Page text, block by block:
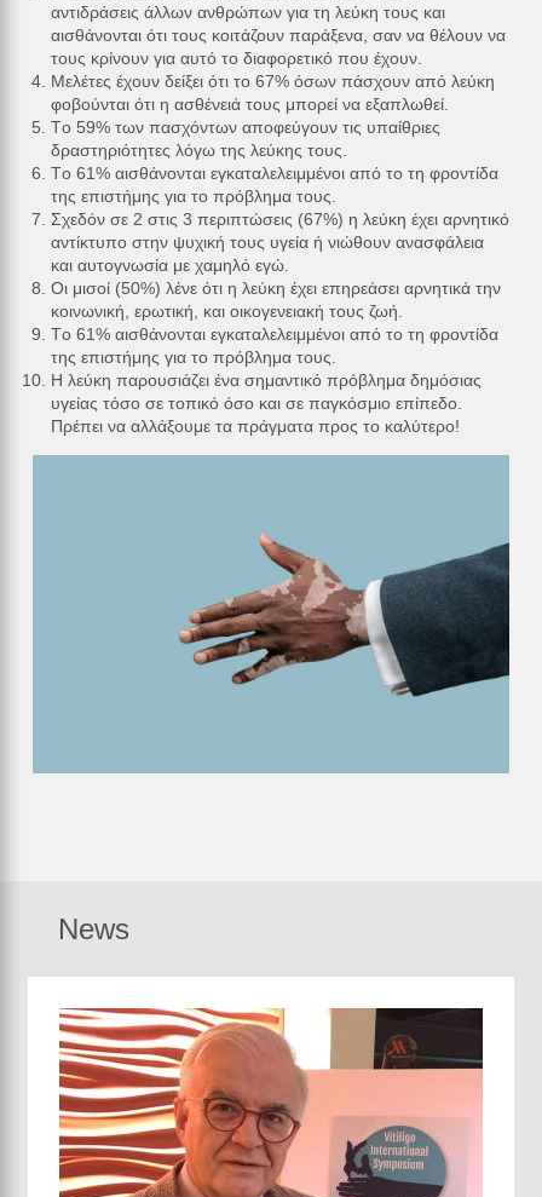
αντιδράσεις άλλων ανθρώπων για τη λεύκη τους και
αισθάνονται ότι τους κοιτάζουν παράξενα, σαν να θέλουν να
τους κρίνουν για αυτό το διαφορετικό που έχουν.
Μελέτες έχουν δείξει ότι το 67% όσων πάσχουν από λεύκη
φοβούνται ότι η ασθένειά τους μπορεί να εξαπλωθεί.
Tο 59% των πασχόντων αποφεύγουν τις υπαίθριες
δραστηριότητες λόγω της λεύκης τους.
Tο 61% αισθάνονται εγκαταλελειμμένοι από το τη φροντίδα
της επιστήμης για το πρόβλημα τους.
Σχεδόν σε 2 στις 3 περιπτώσεις (67%) η λεύκη έχει αρνητικό
αντίκτυπο στην ψυχική τους υγεία ή νιώθουν ανασφάλεια
και αυτογνωσία με χαμηλό εγώ.
Οι μισοί (50%) λένε ότι η λεύκη έχει επηρεάσει αρνητικά την
κοινωνική, ερωτική, και οικογενειακή τους ζωή.
Tο 61% αισθάνονται εγκαταλελειμμένοι από το τη φροντίδα
της επιστήμης για το πρόβλημα τους.
Η λεύκη παρουσιάζει ένα σημαντικό πρόβλημα δημόσιας
υγείας τόσο σε τοπικό όσο και σε παγκόσμιο επίπεδο.
Πρέπει να αλλάξουμε τα πράγματα προς το καλύτερο!
News